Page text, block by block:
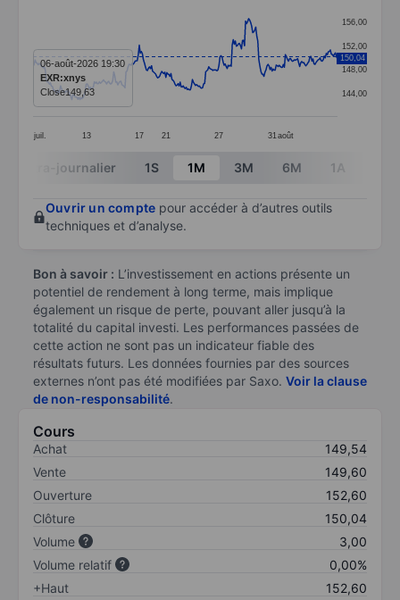
Line chart with 299 data points.
The chart has 1 X axis displaying categories.
The chart has 1 Y axis displaying values. Data
juil. 13 17 21 27 31 août
144,00
148,00
152,00
156,00
150,04
06-août-2026 19:30
EXR:xnys
Close149,63
End of interactive chart.
Intra-journalier 1S 1M 3M 6M 1A
Ouvrir un compte pour accéder à d’autres outils
techniques et d’analyse.
Bon à savoir : L’investissement en actions présente un
potentiel de rendement à long terme, mais implique
également un risque de perte, pouvant aller jusqu’à la
totalité du capital investi. Les performances passées de
cette action ne sont pas un indicateur fiable des
résultats futurs. Les données fournies par des sources
externes n’ont pas été modifiées par Saxo. Voir la clause
de non-responsabilité.
Cours
Achat
149,54
Vente
149,60
Ouverture
152,60
Clôture
150,04
Volume
3,00
Volume relatif
0,00%
+Haut
152,60